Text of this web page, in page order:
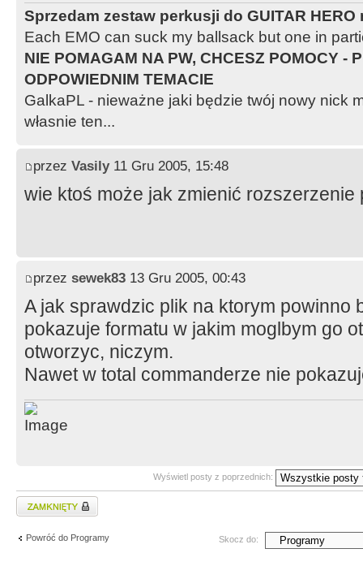
Sprzedam zestaw perkusji do GUITAR
Each EMO can suck my ballsack but one in
NIE POMAGAM NA PW, CHCESZ POMOCY -
ODPOWIEDNIM TEMACIE
GalkaPL - nieważne jaki będzie twój nowy nick
własnie ten...
przez Vasily11 Gru 2005, 15:48
wie ktoś może jak zmienić rozszerzenie
przez sewek83 13 Gru 2005, 00:43
A jak sprawdzic plik na ktorym powinno
pokazuje formatu w jakim moglbym go
otworzyc, niczym.
Nawet w total commanderze nie
Wyświetl posty z poprzednich:
Zablokowany temat
Powróć do Programy Skocz do: